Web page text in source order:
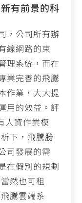
有前景的科
，公司所有辦
線網路的束
理系統，而在
業完善的飛騰
作業，大大提
用的效益。評
人資作業模
下，飛騰勝
司發展的需
在假別的規劃
然也可租
騰雲端系